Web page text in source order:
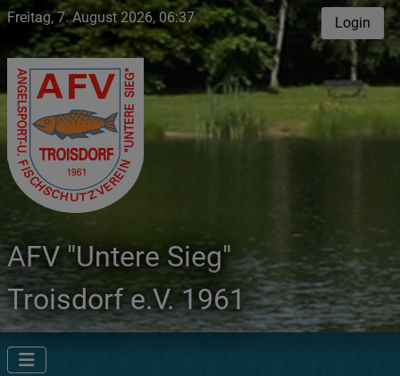
Freitag, 7. August 2026, 06:37 Login
AFV "Untere Sieg"
Troisdorf e.V. 1961